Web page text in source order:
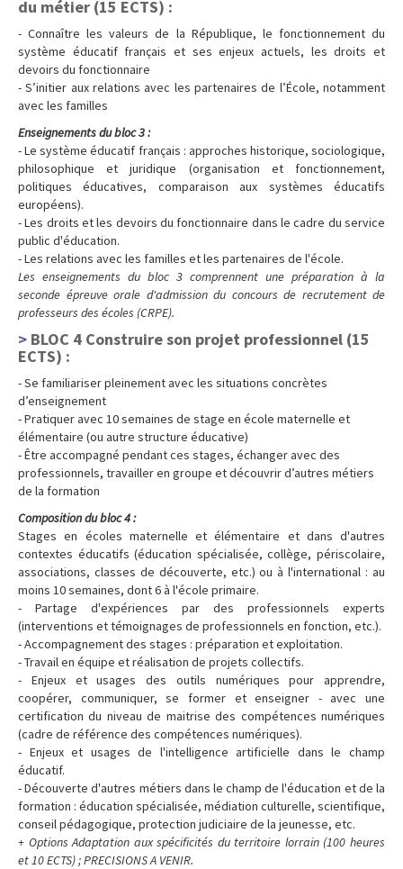
du métier (15 ECTS) :
- Connaître les valeurs de la République, le fonctionnement du
système éducatif français et ses enjeux actuels, les droits et
devoirs du fonctionnaire
- S’initier aux relations avec les partenaires de l’École, notamment
avec les familles
Enseignements du bloc 3 :
- Le système éducatif français : approches historique, sociologique,
philosophique et juridique (organisation et fonctionnement,
politiques éducatives, comparaison aux systèmes éducatifs
européens).
- Les droits et les devoirs du fonctionnaire dans le cadre du service
public d'éducation.
- Les relations avec les familles et les partenaires de l'école.
Les enseignements du bloc 3 comprennent une préparation à la
seconde épreuve orale d'admission du concours de recrutement de
professeurs des écoles (CRPE).
BLOC 4 Construire son projet professionnel (15
ECTS) :
- Se familiariser pleinement avec les situations concrètes
d’enseignement
- Pratiquer avec 10 semaines de stage en école maternelle et
élémentaire (ou autre structure éducative)
- Être accompagné pendant ces stages, échanger avec des
professionnels, travailler en groupe et découvrir d’autres métiers
de la formation
Composition du bloc 4 :
Stages en écoles maternelle et élémentaire et dans d'autres
contextes éducatifs (éducation spécialisée, collège, périscolaire,
associations, classes de découverte, etc.) ou à l'international : au
moins 10 semaines, dont 6 à l'école primaire.
- Partage d'expériences par des professionnels experts
(interventions et témoignages de professionnels en fonction, etc.).
- Accompagnement des stages : préparation et exploitation.
- Travail en équipe et réalisation de projets collectifs.
- Enjeux et usages des outils numériques pour apprendre,
coopérer, communiquer, se former et enseigner - avec une
certification du niveau de maitrise des compétences numériques
(cadre de référence des compétences numériques).
- Enjeux et usages de l'intelligence artificielle dans le champ
éducatif.
- Découverte d'autres métiers dans le champ de l'éducation et de la
formation : éducation spécialisée, médiation culturelle, scientifique,
conseil pédagogique, protection judiciaire de la jeunesse, etc.
+ Options Adaptation aux spécificités du territoire lorrain (100 heures
et 10 ECTS) ; PRECISIONS A VENIR.